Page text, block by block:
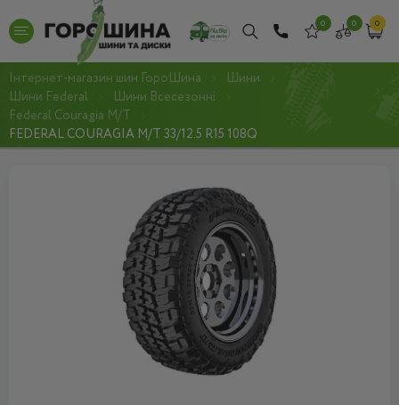
0 0 0
Інтернет-магазин шин ГороШина
Шини
Шини Federal
Шини Всесезонні
Federal Couragia M/T
FEDERAL COURAGIA M/T 33/12.5 R15 108Q